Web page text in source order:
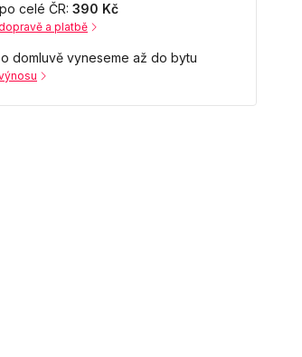
celé ČR: 390 Kč
a platbě
domluvě vyneseme až do bytu